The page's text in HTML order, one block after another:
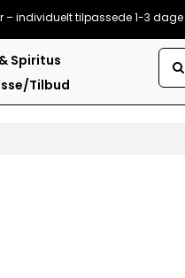
individuelt tilpassede 1-3 dage
Spiritus
Tilbud
Søg
efter: